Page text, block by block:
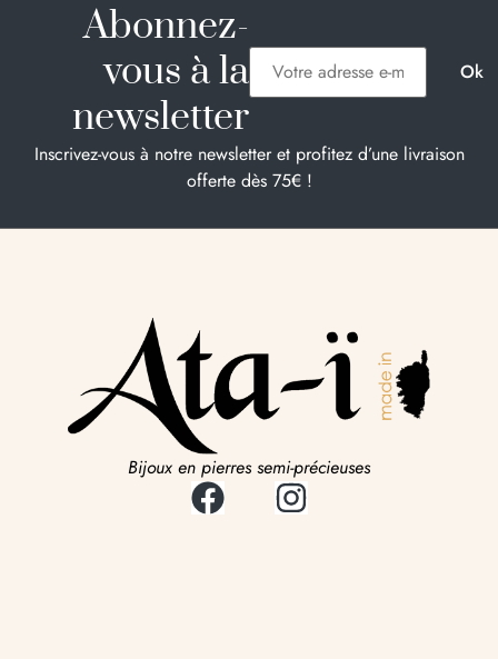
Abonnez-
vous à la
newsletter
Inscrivez-vous à notre newsletter et profitez d’une livraison
offerte dès 75€ !
Bijoux en pierres semi-précieuses